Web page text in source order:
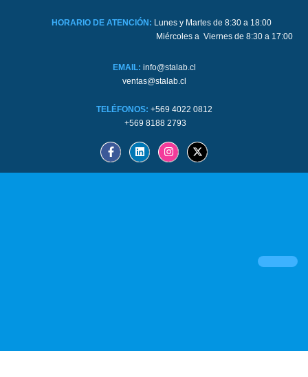
HORARIO DE ATENCIÓN: Lunes y Martes de 8:30 a 18:00
Miércoles a Viernes de 8:30 a 17:00
EMAIL: info@stalab.cl
ventas@stalab.cl
TELÉFONOS:+569 4022 0812
+569 8188 2793